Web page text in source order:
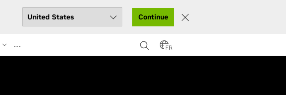
Continue
… FR